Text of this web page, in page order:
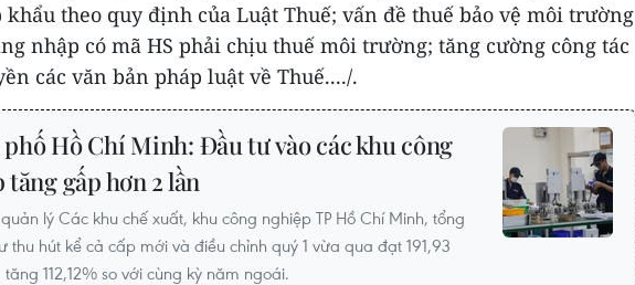
khẩu theo quy định của Luật Thuế; vấn đề thuế bảo vệ môi trường
nhập có mã HS phải chịu thuế môi trường; tăng cường công tác
các văn bản pháp luật về Thuế..../.
Hồ Chí Minh: Đầu tư vào các khu công
gấp hơn 2 lần
lý Các khu chế xuất, khu công nghiệp TP Hồ Chí Minh, tổng
thu hút kể cả cấp mới và điều chỉnh quý 1 vừa qua đạt 191,93
tăng 112,12% so với cùng kỳ năm ngoái.